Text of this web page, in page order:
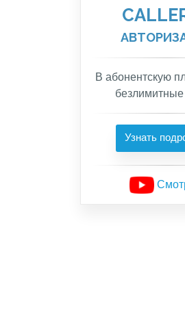
В абонентскую
безлимитные
Узнать